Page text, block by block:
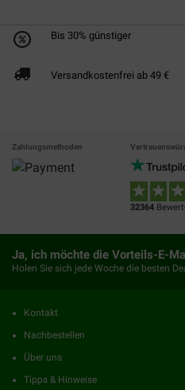
Bis 30% günstiger
Versandkostenfrei ab 49 €
Zahlungsmethoden
32364
Ja, ich möchte die Vorteils-E-
Holen Sie sich jede Woche die besten
Kontakt
Nachbestellen
Über uns
Tipps & Hinweise